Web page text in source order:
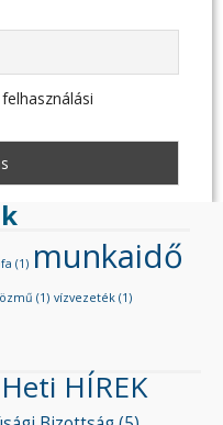
(1) munkaidő
(1) vízvezeték (1)
Heti HÍREK